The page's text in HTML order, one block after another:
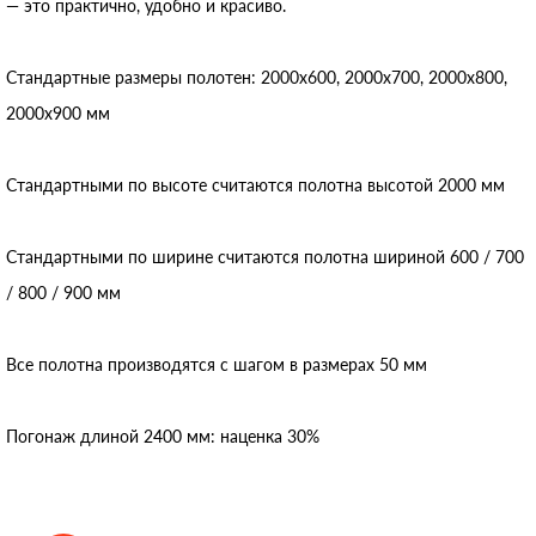
— это практично, удобно и красиво.
Стандартные размеры полотен: 2000x600, 2000x700, 2000x800,
2000x900 мм
Стандартными по высоте считаются полотна высотой 2000 мм
Стандартными по ширине считаются полотна шириной 600 / 700
/ 800 / 900 мм
Все полотна производятся с шагом в размерах 50 мм
Погонаж длиной 2400 мм: наценка 30%